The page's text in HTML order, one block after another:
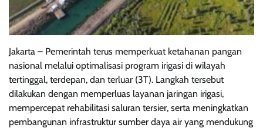
Jakarta – Pemerintah terus memperkuat ketahanan pangan
nasional melalui optimalisasi program irigasi di wilayah
tertinggal, terdepan, dan terluar (3T). Langkah tersebut
dilakukan dengan memperluas layanan jaringan irigasi,
mempercepat rehabilitasi saluran tersier, serta meningkatkan
pembangunan infrastruktur sumber daya air yang mendukung